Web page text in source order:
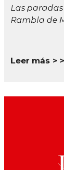
Las
Rambla de
Leer más >